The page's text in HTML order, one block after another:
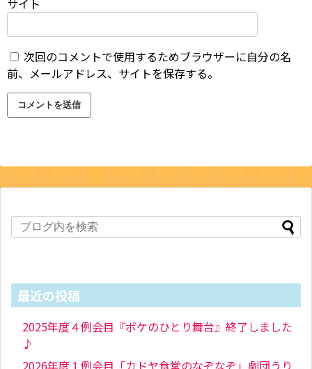
サイト
次回のコメントで使用するためブラウザーに自分の名
前、メールアドレス、サイトを保存する。
最近の投稿
2025年度４例会目『ポケのひとり舞台』終了しました
♪